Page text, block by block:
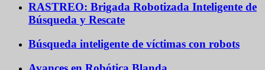
RASTREO: Brigada Robotizada Inteligente de
Búsqueda y Rescate
Búsqueda inteligente de víctimas con robots